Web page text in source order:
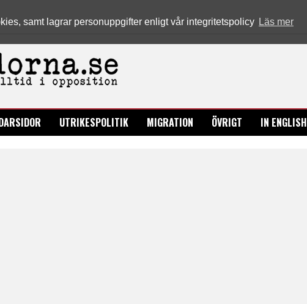
samt lagrar personuppgifter enligt vår integritetspolicy Läs mer
UTRIKESPOLITIK MIGRATION ÖVRIGT IN ENGLISH